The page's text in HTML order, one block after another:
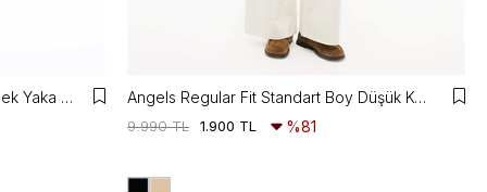
Dark Rahat Kalıp Takma Kol Gömlek Yaka Siyah Renk Kadın Gömlek Angels Regular Fit Standart Boy Düşük Kollu Gömlek Yaka Devetuyu Mont
1.900 TL
9.990 TL %81